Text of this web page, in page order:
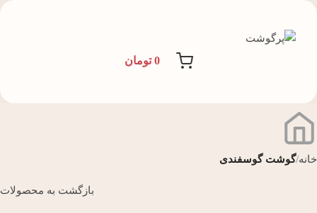
0 تومان
خانه گوشت گوسفندی
بازگشت به محصولات